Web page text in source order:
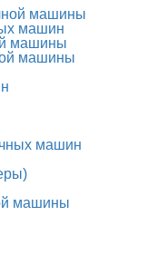
машины
машин
машины
машины
машин
машины